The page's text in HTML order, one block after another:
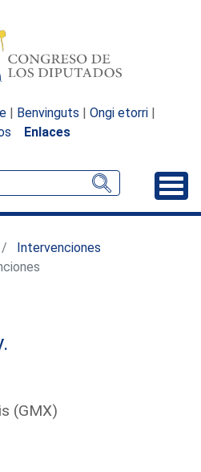
| Benvinguts | Ongi etorri |
Enlaces
Intervenciones
(GMX)